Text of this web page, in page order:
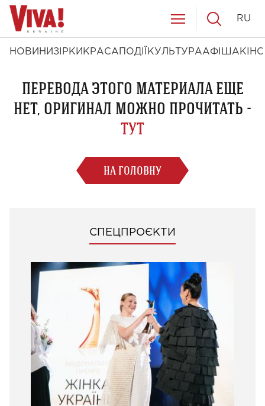
НОВИНИ ЗІРКИ КРАСА ПОДІЇ КУЛЬТУРААФІША КІНО
RU
ПЕРЕВОДА ЭТОГО МАТЕРИАЛА ЕЩЕ
НЕТ, ОРИГИНАЛ МОЖНО ПРОЧИТАТЬ -
ТУТ
НА ГОЛОВНУ
СПЕЦПРОЄКТИ